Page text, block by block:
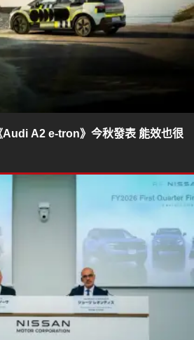
Audi A2 e-tron》今秋發表 能效也很